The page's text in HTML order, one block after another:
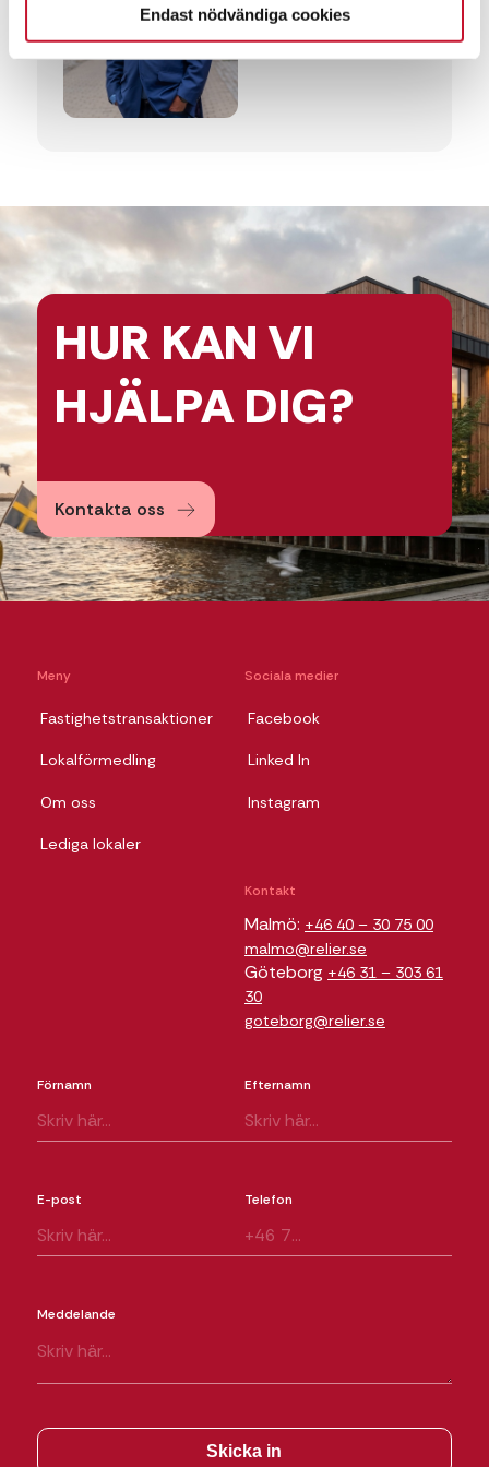
Endast nödvändiga cookies
anders.ledtje@relier.se
HUR KAN VI
HJÄLPADIG?
Kontakta oss
Meny
Fastighetstransaktioner
Lokalförmedling
Om oss
Lediga lokaler
Sociala medier
Facebook
Linked In
Instagram
Kontakt
Malmö: +46 40 – 30 75 00
malmo@relier.se
Göteborg +46 31 – 303 61
30
goteborg@relier.se
Förnamn Efternamn
E-post Telefon
Meddelande